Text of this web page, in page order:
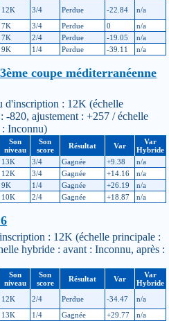
12K 3/4 Perdue -22.84
n/a
7K 3/4 Perdue 0
n/a
7K 2/4 Perdue -19.05
n/a
9K 1/4 Perdue -39.11 n/a
coupe méditerranéenne
: 12K (échelle
-820, ajustement : +257 / échelle
: Inconnu)
Son
niveau
Son
score
Résultat Var
Var
Hybride
13K 3/4 Gagnée +9.38
n/a
12K 3/4 Gagnée +14.16
n/a
9K 1/4 Gagnée +26.19
n/a
10K 2/4 Gagnée +18.87 n/a
: 12K (échelle principale :
hybride : avant : Inconnu, après :
Son
niveau
Son
score
Résultat Var
Var
Hybride
12K 2/4 Perdue -34.47
n/a
13K 1/4 Gagnée +29.77
n/a